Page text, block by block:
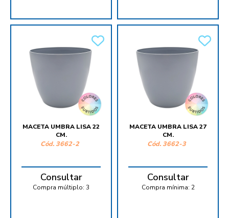
MACETA UMBRA LISA 22
CM.
Cód. 3662-2
Consultar
Compra múltiplo: 3
MACETA UMBRA LISA 27
CM.
Cód. 3662-3
Consultar
Compra mínima: 2